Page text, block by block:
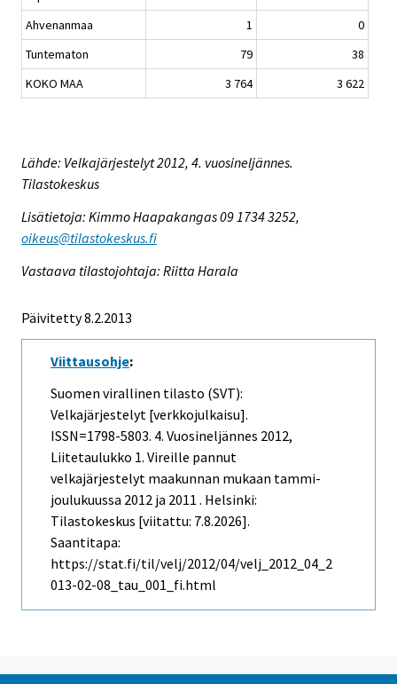
Ahvenanmaa
1
0
Tuntematon
79
38
KOKO MAA
3 764 3 622
Lähde: Velkajärjestelyt 2012, 4. vuosineljännes.
Tilastokeskus
Lisätietoja: Kimmo Haapakangas 09 1734 3252,
oikeus@tilastokeskus.fi
Vastaava tilastojohtaja: Riitta Harala
Päivitetty 8.2.2013
Viittausohje:
Suomen virallinen tilasto (SVT):
Velkajärjestelyt [verkkojulkaisu].
ISSN=1798-5803. 4. Vuosineljännes 2012,
Liitetaulukko 1. Vireille pannut
velkajärjestelyt maakunnan mukaan tammi-
joulukuussa 2012 ja 2011 . Helsinki:
Tilastokeskus [viitattu: 7.8.2026].
Saantitapa:
https://stat.fi/til/velj/2012/04/velj_2012_04_2
013-02-08_tau_001_fi.html